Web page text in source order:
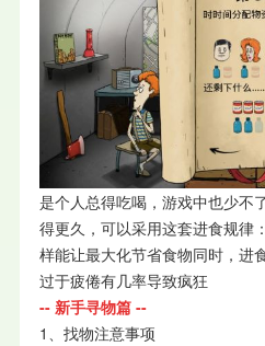
是个人总得吃喝，游戏中也少不
得更久，可以采用这套进食规律
样能让最大化节省食物同时，进
过于疲倦有几率导致疯狂
-- 新手寻物篇 --
1、找物注意事项